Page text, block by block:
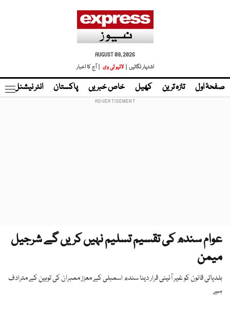
AUGUST 09, 2026
اشتہار لگائیں |
لائیو ٹی وی | آج کا اخبار
صفحۂ اول تازہ ترین کھیل خاص خبریں پاکستان انٹر نیشنل
عوام سندھ کی تقسیم تسلیم نہیں کریں گے شرجیل
میمن
بلدیاتی قانون کو غیر آئینی قرار دینا سندھ اسمبلی کے معزز ممبران کی توہین کے مترادف
ہے